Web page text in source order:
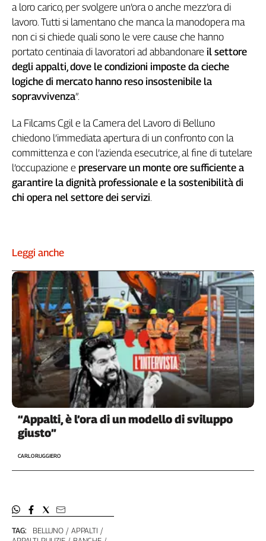
Girasoli
Il
Sassolino
Linea
Economica
Tech
It
Inserti
Idea
Diffusa
InFlai
in
Progress
L'Italia
nel
Lavoro
Territori
Abruzzo-
Molise
Alto
Adige
Basilicata
Calabria
Emilia-
Romagna
Giulia
Lazio
TAG: BELLUNO
APPALTI
a loro carico, per svolgere un’ora o anche mezz’ora di
lavoro. Tutti si lamentano che manca la manodopera ma
non ci si chiede quali sono le vere cause che hanno
portato centinaia di lavoratori ad abbandonare il settore
degli appalti, dove le condizioni imposte da cieche
logiche di mercato hanno reso insostenibile la
sopravvivenza”.
La Filcams Cgil e la Camera del Lavoro di Belluno
chiedono l’immediata apertura di un confronto con la
committenza e con l’azienda esecutrice, al fine di tutelare
l’occupazione e preservare un monte ore sufficiente a
garantire la dignità professionale e la sostenibilità di
chi opera nel settore dei servizi.
Leggi anche
“Appalti, è l’ora di un modello di sviluppo
giusto”
CARLO RUGGIERO